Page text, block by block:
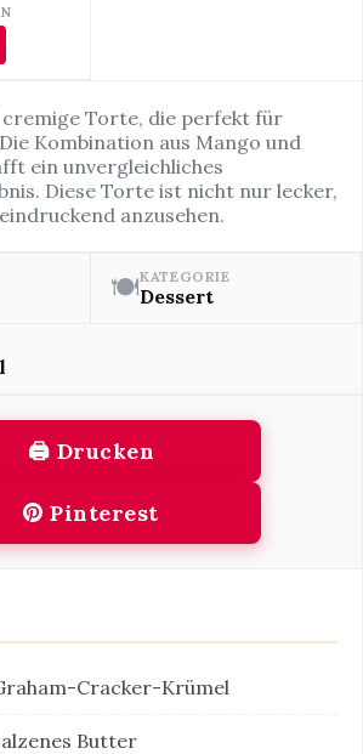
cremige Torte, die perfekt für
Kombination aus Mango und
ein unvergleichliches
Diese Torte ist nicht nur lecker,
anzusehen.
🍽KATEGORIE
Dessert
🖨 Drucken
Pinterest
Cracker-Krümel
Butter